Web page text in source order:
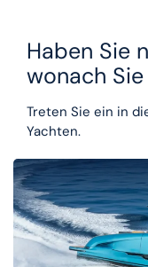
Haben Sie
wonach
Treten Sie ein in
Yachten.